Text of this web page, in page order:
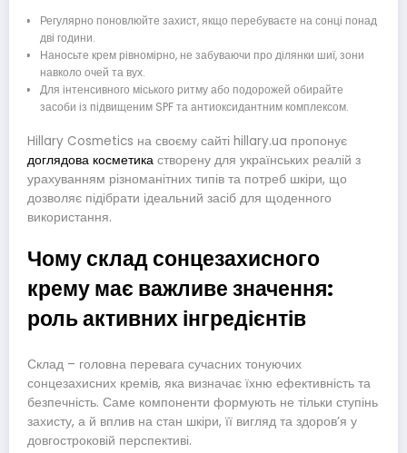
Регулярно поновлюйте захист, якщо перебуваєте на сонці понад
дві години.
Наносьте крем рівномірно, не забуваючи про ділянки шиї, зони
навколо очей та вух.
Для інтенсивного міського ритму або подорожей обирайте
засоби із підвищеним SPF та антиоксидантним комплексом.
Hillary Cosmetics на своєму сайті hillary.ua пропонує
доглядова косметика створену для українських реалій з
урахуванням різноманітних типів та потреб шкіри, що
дозволяє підібрати ідеальний засіб для щоденного
використання.
Чому склад сонцезахисного
крему має важливе значення:
роль активних інгредієнтів
Склад – головна перевага сучасних тонуючих
сонцезахисних кремів, яка визначає їхню ефективність та
безпечність. Саме компоненти формують не тільки ступінь
захисту, а й вплив на стан шкіри, її вигляд та здоров’я у
довгостроковій перспективі.